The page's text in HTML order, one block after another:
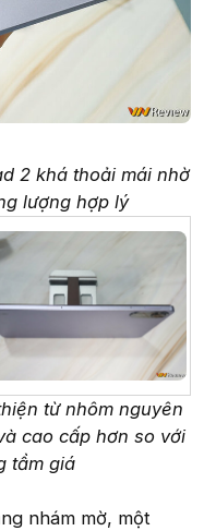
2 khá thoải mái nhờ
lượng hợp lý
từ nhôm nguyên
cao cấp hơn so với
tầm giá
nhám mờ, một